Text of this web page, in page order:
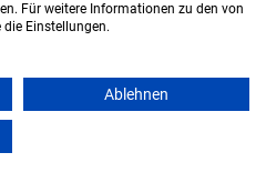
Studium (Internationale
Für weitere Informationen zu den von
Einstellungen.
Ablehnen